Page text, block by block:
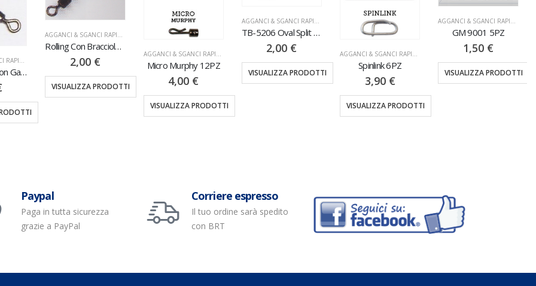
Girella Tripla Con Gancio 12PZ
AGGANCI & SGANCI RAPIDI
Rolling Con Bracciolo 12PZ
2,00 €
VISUALIZZA PRODOTTI
Micro Murphy 12PZ
4,00 €
VISUALIZZA PRODOTTI
TB-5206 Oval Split Rings 6PZ
2,00 €
VISUALIZZA PRODOTTI
Spinlink 6PZ
3,90 €
VISUALIZZA PRODOTTI
GM 9001 5PZ
1,50 €
VISUALIZZA PRODOTTI
Paypal
Paga in tutta sicurezza
grazie a PayPal
Corriere espresso
Il tuo ordine sarà spedito
con BRT